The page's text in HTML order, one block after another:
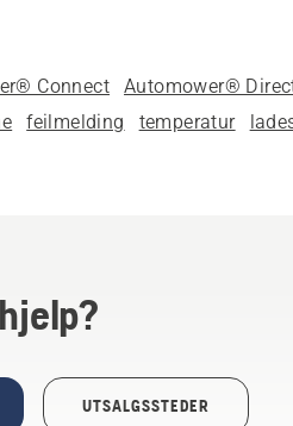
Connect
Automower®
feilmelding temperatur
UTSALGSSTEDER